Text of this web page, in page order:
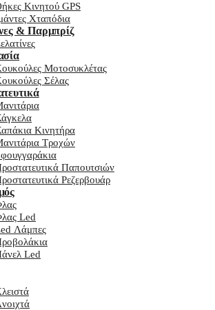
Κινητού GPS
Χταπόδια
& Παρμπρίζ
Μοτοσυκλέτας
Σέλας
Κινητήρα
Τροχών
Παπουτσιών
Ρεζερβουάρ
Led
Λάμπες
Led